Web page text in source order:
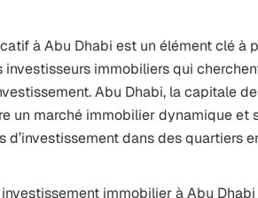
à Abu Dhabi est un élément clé à
immobiliers qui
Abu Dhabi, la capitale
un marché immobilier dynamique et
d’investissement dans des quartiers
investissement immobilier à Abu Dhabi